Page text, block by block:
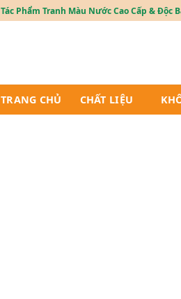
Tác Phẩm Tranh Màu Nước Cao Cấp & Độc
TRANG CHỦ CHẤT LIỆU